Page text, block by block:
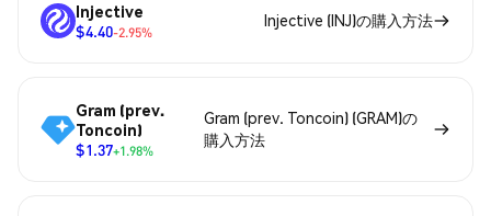
Injective
$4.40-2.95%
Injective (INJ)の購入方法
Gram (prev.
Toncoin)
$1.37+1.98%
Gram (prev. Toncoin) (GRAM)の
購入方法